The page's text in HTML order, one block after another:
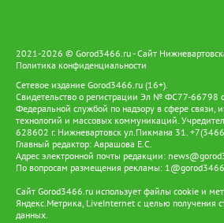
2021-2026 © Gorod3466.ru - Сайт
Политика конфиденциальности
Сетевое издание Gorod3466.ru (16+).
Свидетельство о регистрации Эл № ФС77-66798
Федеральной службой по надзору в сфере связи,
технологий и массовых коммуникаций.
628602 г. Нижневартовск ул.Пикмана 31.
Главный редактор: Аврашова Е.С.
Адрес электронной почты редакции:
По вопросам размещения рекламы:
Сайт Gorod3466.ru использует файлы cookie и
Яндекс.Метрика, LiveInternet с целью получения
данных.